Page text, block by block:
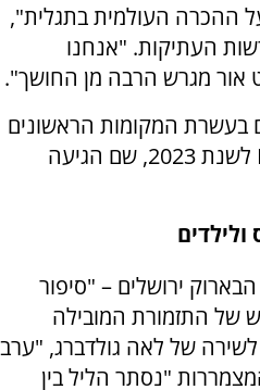
ההכרה העולמית בתגלית",
העתיקות. "אנחנו
אור מגרש הרבה מן החושך".
בעשרת המקומות הראשונים
של המגזין Heritage Daily לשנת 2023, שם הגיעה
ירושלים – "סיפור
של התזמורת המובילה
לשירה של לאה גולדברג, "ערב
"נסתר הליל בין